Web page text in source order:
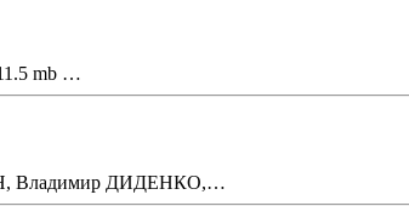
mb …
Владимир ДИДЕНКО,…